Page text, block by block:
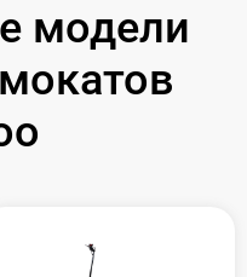
модели